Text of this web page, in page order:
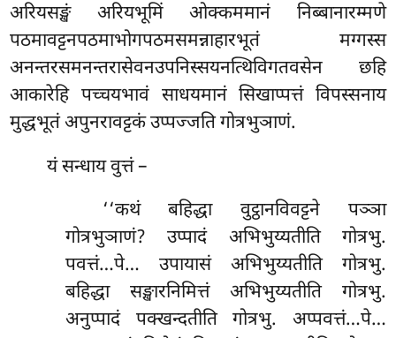
अरियसङ्खं अरियभूमिं ओक्कममानं निब्बानारम्मणे
पठमावट्टनपठमाभोगपठमसमन्नाहारभूतं मग्गस्स
अनन्तरसमनन्तरासेवनउपनिस्सयनत्थिविगतवसेन छहि
आकारेहि पच्चयभावं साधयमानं सिखाप्पत्तं विपस्सनाय
मुद्धभूतं अपुनरावट्टकं उप्पज्जति गोत्रभुञाणं.
यं सन्धाय वुत्तं –
‘‘कथंबहिद्धा वुट्ठानविवट्टने पञ्ञा
गोत्रभुञाणं? उप्पादं अभिभुय्यतीति गोत्रभु.
पवत्तं…पे… उपायासं अभिभुय्यतीति गोत्रभु.
बहिद्धा सङ्खारनिमित्तं अभिभुय्यतीति गोत्रभु.
अनुप्पादं पक्खन्दतीति गोत्रभु. अप्पवत्तं…पे…